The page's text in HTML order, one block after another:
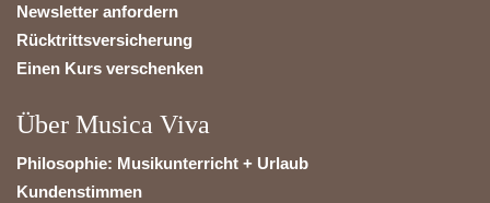
Newsletter anfordern
Rücktrittsversicherung
Einen Kurs verschenken
Über Musica Viva
Philosophie: Musikunterricht + Urlaub
Kundenstimmen